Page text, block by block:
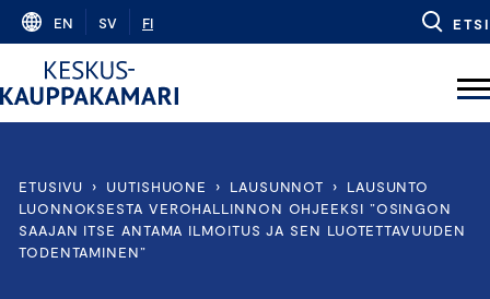
Skip
content
EN SV FI ETSI
ETUSIVU › UUTISHUONE › LAUSUNNOT ›
LAUSUNTO
LUONNOKSESTA VEROHALLINNON OHJEEKSI ”OSINGON
SAAJAN ITSE ANTAMA ILMOITUS JA SEN LUOTETTAVUUDEN
TODENTAMINEN”